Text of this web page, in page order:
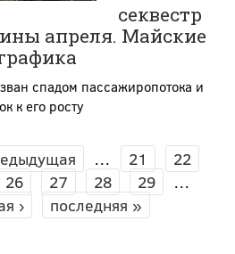
секвестр
апреля. Майские
спадом пассажиропотока и
к его росту
… 21
22
26 27 28 29
…
›
последняя »